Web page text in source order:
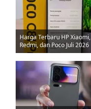
Harga Terbaru HP Xiaomi,
Redmi, dan Poco Juli 2026